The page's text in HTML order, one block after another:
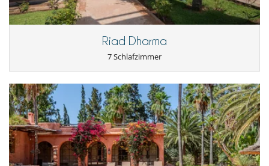
Riad Dharma
7 Schlafzimmer